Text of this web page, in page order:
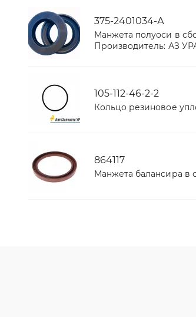
375-2401034-А
Манжета полуоси в
Производитель: АЗ
105-112-46-2-2
Кольцо резиновое
864117
Манжета балансира в